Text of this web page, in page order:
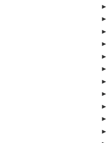
►
►
►
►
►
►
►
►
►
►
►